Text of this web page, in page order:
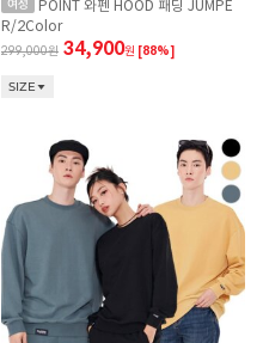
POINT 와펜 HOOD 패딩 JUMPE
R/2Color
299,000 34,900원 [88%]
SIZE